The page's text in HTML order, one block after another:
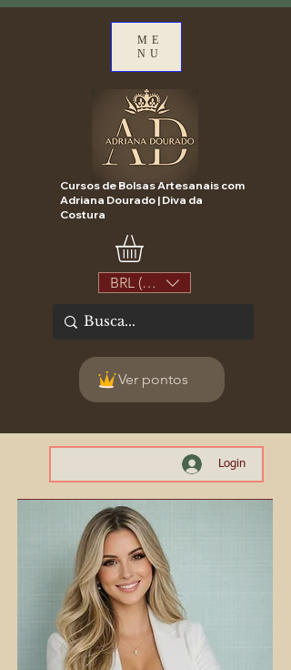
ME
NU
Cursos de Bolsas Artesanais com
Adriana Dourado | Diva da
Costura
BRL (R$)
Ver pontos
Login